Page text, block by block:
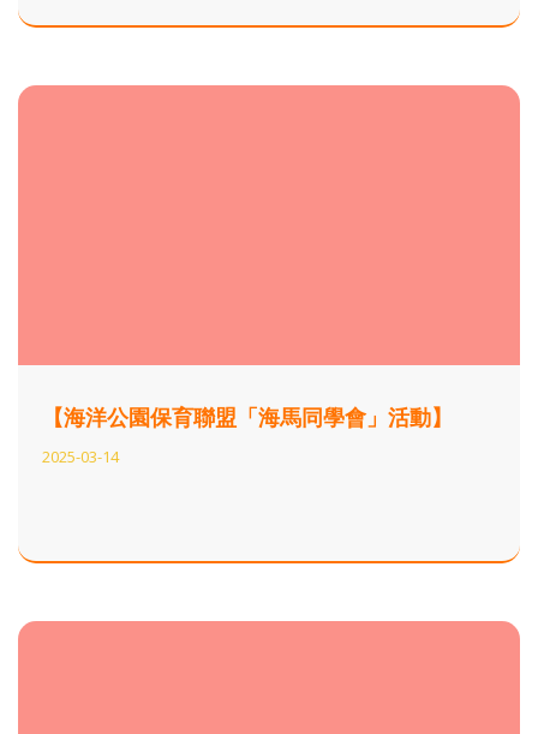
【海洋公園保育聯盟「海馬同學會」活動】
2025-03-14